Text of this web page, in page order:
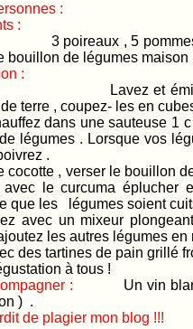
:
:
3 poireaux , 5
bouillon de légumes
:
Lavez et
terre , coupez- les en
dans une sauteuse 1
légumes . Lorsque vos
.
cocotte , verser le bouillon
avec le curcuma
que les légumes soient
avec un mixeur
les autres légumes
des tartines de pain grillé
à tous !
:
Un vin
) .
de plagier mon blog !!!